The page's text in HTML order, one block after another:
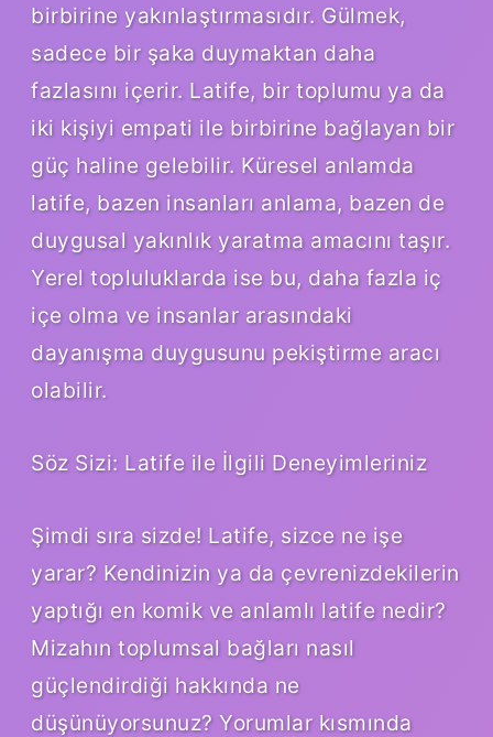
birbirine yakınlaştırmasıdır. Gülmek,
sadece bir şaka duymaktan daha
fazlasını içerir. Latife, bir toplumu ya da
iki kişiyi empati ile birbirine bağlayan bir
güç haline gelebilir. Küresel anlamda
latife, bazen insanları anlama, bazen de
duygusal yakınlık yaratma amacını taşır.
Yerel topluluklarda ise bu, daha fazla iç
içe olma ve insanlar arasındaki
dayanışma duygusunu pekiştirme aracı
olabilir.
Söz Sizi: Latife ile İlgili Deneyimleriniz
Şimdi sıra sizde! Latife, sizce ne işe
yarar? Kendinizin ya da çevrenizdekilerin
yaptığı en komik ve anlamlı latife nedir?
Mizahın toplumsal bağları nasıl
güçlendirdiği hakkında ne
düşünüyorsunuz? Yorumlar kısmında